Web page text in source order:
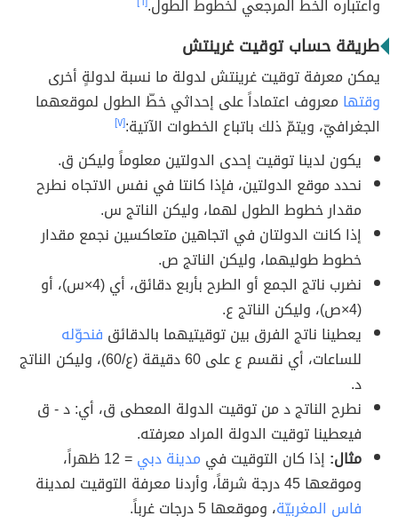
واعتباره الخط المرجعي لخطوط الطول.
طريقة حساب توقيت غرينتش
يمكن معرفة توقيت غرينتش لدولة ما نسبة لدولةٍ أخرى
وقتها معروف اعتماداً على إحداثي خطّ الطول لموقعهما
الجغرافيّ، ويتمّ ذلك باتباع الخطوات الآتية:[٧]
يكون لدينا توقيت إحدى الدولتين معلوماً وليكن ق.
نحدد موقع الدولتين، فإذا كانتا في نفس الاتجاه نطرح
مقدار خطوط الطول لهما، وليكن الناتج س.
إذا كانت الدولتان في اتجاهين متعاكسين نجمع مقدار
خطوط طوليهما، وليكن الناتج ص.
نضرب ناتج الجمع أو الطرح بأربع دقائق، أي (4×س)، أو
(4×ص)، وليكن الناتج ع.
يعطينا ناتج الفرق بين توقيتيهما بالدقائق فنحوّله
للساعات، أي نقسم ع على 60 دقيقة (ع/60)، وليكن الناتج
د.
نطرح الناتج د من توقيت الدولة المعطى ق، أي: د - ق
فيعطينا توقيت الدولة المراد معرفته.
مثال: إذا كان التوقيت في مدينة دبي
= 12 ظهراً،
وموقعها 45 درجة شرقاً، وأردنا معرفة التوقيت لمدينة
فاس المغربيّة، وموقعها 5 درجات غرباً.